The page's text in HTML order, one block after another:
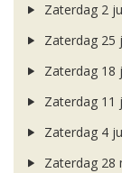
Zaterdag 2
Zaterdag 25
Zaterdag 18
Zaterdag 11
Zaterdag 4
Zaterdag 28